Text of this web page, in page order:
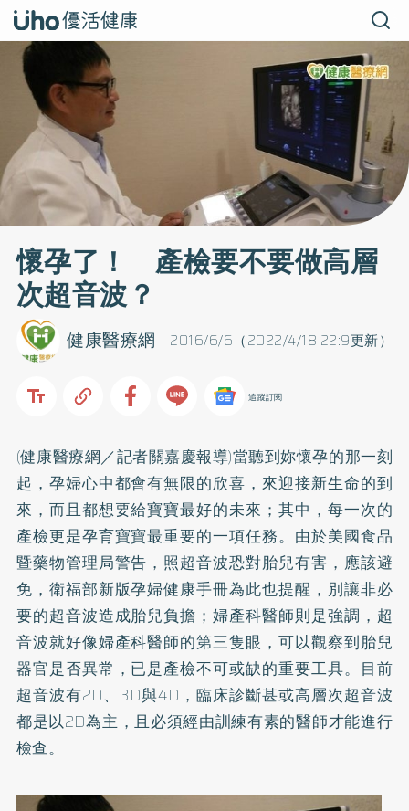
懷孕了！ 產檢要不要做高層
次超音波？
2016/6/6（2022/4/18 22:9更新）
健康醫療網
追蹤訂閱
(健康醫療網／記者關嘉慶報導)當聽到妳懷孕的那一刻
起，孕婦心中都會有無限的欣喜，來迎接新生命的到
來，而且都想要給寶寶最好的未來；其中，每一次的
產檢更是孕育寶寶最重要的一項任務。由於美國食品
暨藥物管理局警告，照超音波恐對胎兒有害，應該避
免，衛福部新版孕婦健康手冊為此也提醒，別讓非必
要的超音波造成胎兒負擔；婦產科醫師則是強調，超
音波就好像婦產科醫師的第三隻眼，可以觀察到胎兒
器官是否異常，已是產檢不可或缺的重要工具。目前
超音波有2D、3D與4D，臨床診斷甚或高層次超音波
都是以2D為主，且必須經由訓練有素的醫師才能進行
檢查。